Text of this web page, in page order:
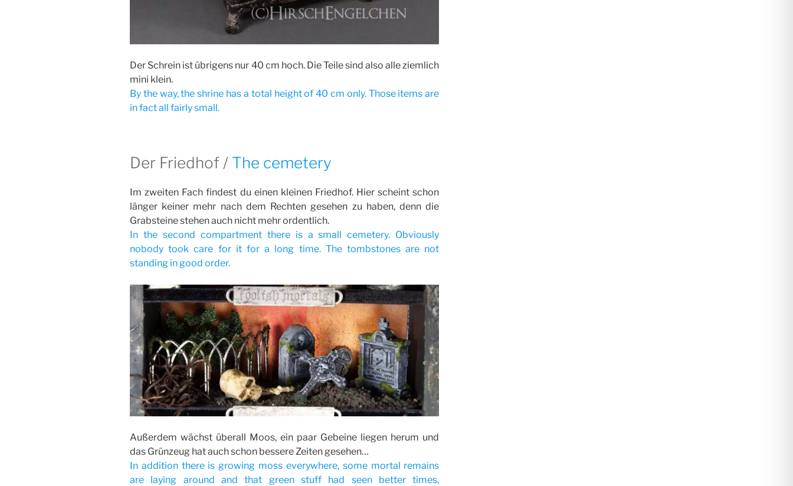
Der Schrein ist übrigens nur 40 cm hoch. Die Teile sind also alle ziemlich
mini klein.
By the way, the shrine has a total height of 40 cm only. Those items are
in fact all fairly small.
Der Friedhof / The cemetery
Im zweiten Fach findest du einen kleinen Friedhof. Hier scheint schon
länger keiner mehr nach dem Rechten gesehen zu haben, denn die
Grabsteine stehen auch nicht mehr ordentlich.
In the second compartment there is a small cemetery. Obviously
nobody took care for it for a long time. The tombstones are not
standing in good order.
Außerdem wächst überall Moos, ein paar Gebeine liegen herum und
das Grünzeug hat auch schon bessere Zeiten gesehen…
In addition there is growing moss everywhere, some mortal remains
are laying around and that green stuff had seen better times,